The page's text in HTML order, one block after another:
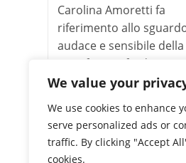
We value your
We use cookies to enhance
serve personalized ads or
traffic. By clicking "Accept
cookies.
Carolina Amoretti fa
riferimento allo
audace e sensibile della
nota fotografa, designer
direttrice creativa.…
Continua a leggere La
visione
inclusiva
di